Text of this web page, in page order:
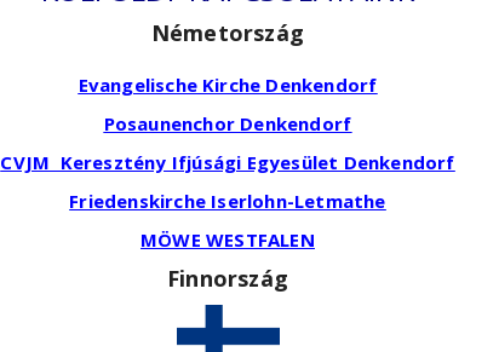
Németország
Evangelische Kirche Denkendorf
Posaunenchor Denkendorf
CVJM Keresztény Ifjúsági Egyesület Denkendorf
Friedenskirche Iserlohn-Letmathe
MÖWE WESTFALEN
Finnország